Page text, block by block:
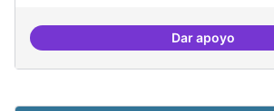
Dar apoyoTreball en